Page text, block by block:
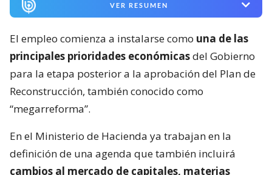
VER RESUMEN
El empleo comienza a instalarse como una de las
principales prioridades económicasdel Gobierno
para la etapa posterior a la aprobación del Plan de
Reconstrucción, también conocido como
“megarreforma”.
En el Ministerio de Hacienda ya trabajan en la
definición de una agenda que también incluirá
cambios al mercado de capitales, materias